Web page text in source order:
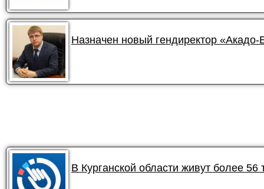
Назначен новый гендиректор «Акадо-
В Курганской области живут более